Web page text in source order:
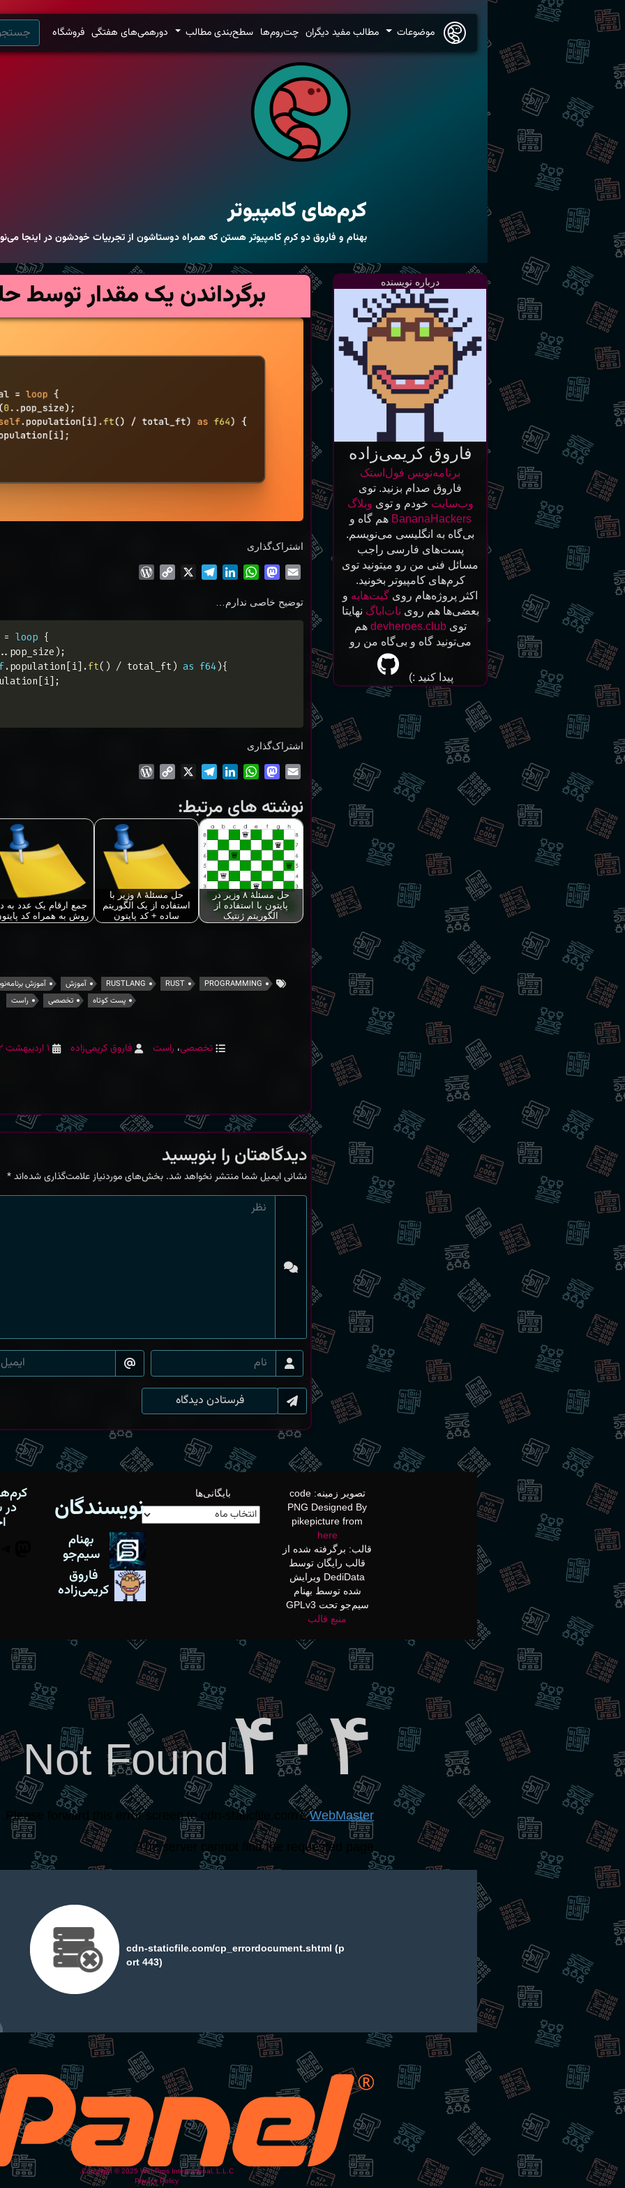
موضوعات مطالب مفید دیگران چت‌روم‌ها سطح‌بندی مطالب دورهمی‌های هفتگی فروشگاه
کرم‌های کامپیوتر
بهنام و فاروق دو کرمِ کامپیوتر هستن که همراه دوستاشون از تجربیات خودشون در اینجا
برگرداندن یک مقدار توسط
اشتراک‌گذاری
Email
Mastodon
WhatsApp
LinkedIn
Telegram
X
Copy
توضیح خاصی ندارم…
= loop {
.. pop_size ) ;
. population i] . ft( ) / total_ft) as f64){
i] ;
اشتراک‌گذاری
Email
Mastodon
WhatsApp
LinkedIn
Telegram
X
Copy
نوشته های مرتبط:
حل مسئلهٔ ۸ وزیر در
پایتون با استفاده از
الگوریتم ژنتیک
حل مسئلهٔ ۸ وزیر با
استفاده از یک الگوریتم
ساده + کد پایتون
جمع ارقام یک عدد به
روش به همراه کد
تگ‌هاPROGRAMMING
RUST
RUSTLANG آموزش آموزش
پست کوتاه
تخصصی راست
دسته‌ها
تخصصی، راست نویسنده
فاروق کریمی‌زاده ارسال شده در
۱ اردیبهشت ۱۴۰۲
دیدگاهتان را بنویسید
نشانی ایمیل شما منتشر نخواهد شد. بخش‌های موردنیاز علامت‌گذاری شده‌اند*
درباره نویسنده
فاروق کریمی‌زاده
برنامه‌نویس فول‌استک
فاروق صدام بزنید. توی
وب‌سایت خودم و توی وبلاگ
BananaHackers هم گاه و
بی‌گاه به انگلیسی می‌نویسم.
پست‌های فارسی راجب
مسائل فنی من رو میتونید توی
کرم‌های کامپیوتر بخونید.
اکثر پروژه‌هام روی گیت‌هابه و
بعضی‌ها هم روی نات‌ا‌باگ نهایتا
تویdevheroes.club هم
می‌تونید گاه و بی‌گاه من رو
پیدا کنید‌ :)
تصویر زمینه: code
PNG Designed By
pikepicture from
here
قالب: برگرفته شده از
قالب رایگان توسط
DediData ویرایش
شده توسط بهنام
سیم‌جو تحت GPLv3
منبع قالب
بایگانی‌ها نویسندگان
بهنام
سیم‌جو
فاروق
کریمی‌زاده
۴۰۴Not Found
Please forward this error screen to cdn-staticfile.com'sWebMaster
The server cannot find the requested page:
cdn-staticfile.com/cp_errordocument.shtml (p
ort 443)
Copyright © 2025 WebPros International, L.L.C.
Privacy Policy